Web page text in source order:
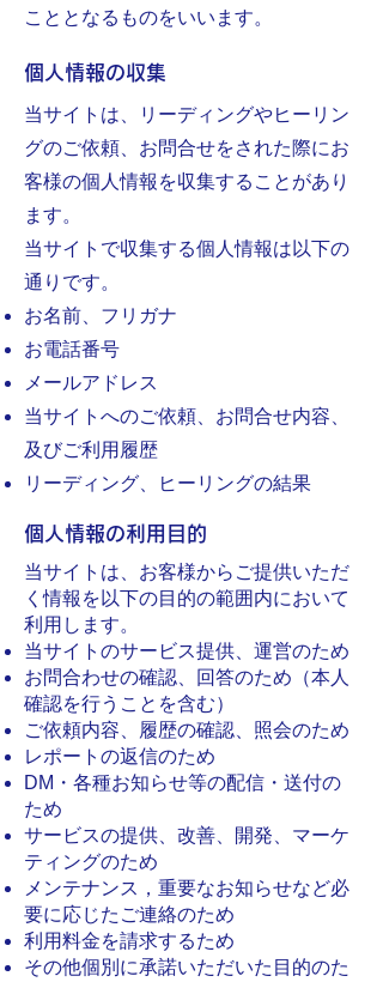
こととなるものをいいます。
個人情報の収集
当サイトは、リーディングやヒーリン
グのご依頼、お問合せをされた際にお
客様の個人情報を収集することがあり
ます。
当サイトで収集する個人情報は以下の
通りです。
お名前、フリガナ
お電話番号
メールアドレス
当サイトへのご依頼、お問合せ内容、
及びご利用履歴
リーディング、ヒーリングの結果
個人情報の利用目的
当サイトは、お客様からご提供いただ
く情報を以下の目的の範囲内において
利用します。
当サイトのサービス提供、運営のため
お問合わせの確認、回答のため（本人
確認を行うことを含む）
ご依頼内容、履歴の確認、照会のため
レポートの返信のため
DM・各種お知らせ等の配信・送付の
ため
サービスの提供、改善、開発、マーケ
ティングのため
メンテナンス，重要なお知らせなど必
要に応じたご連絡のため
利用料金を請求するため
その他個別に承諾いただいた目的のた